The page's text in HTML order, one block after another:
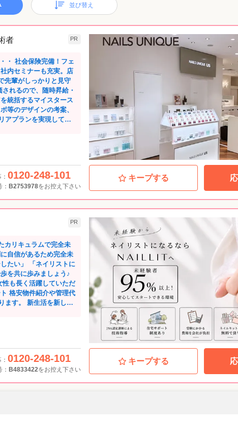
並び替え
者 PR
内セミナーも充実。店
先輩がしっかりと見守
統括するマイスタース
等のデザインの考案、
アプランを実現してく
国スタッフが集まって
があります。 スクール
1人で頑張るのではな
にも、JNA本部認定校
に多数在籍している認
経営で培った経験を基
30品目展開中。 自社ブ
クならでは。 将来、商
えるよう、会社を上げ
のプレゼントもありま
リストへの道を進める
の方もブランクのある
や最先端技術を学ぶこ
した作品が全店舗共通
0120-248-101
B2753978をお控え下さい
キープする
PR
カリキュラムで完全未
たい」 「ネイリストに
を共に歩みましょう♪
性も長く活躍していただ
ます。 新生活を新しい
ます。 ◎美容施
る一生モノの基礎力で
勇気を技術に変えてみ
0120-248-101
B4833422をお控え下さい
キープする